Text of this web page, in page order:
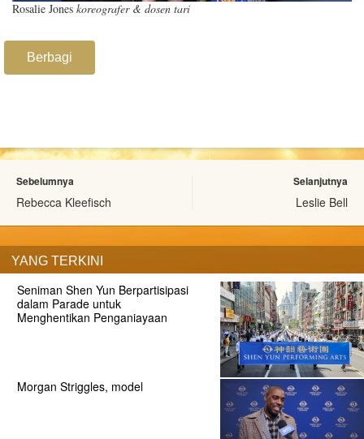
Rosalie Jones koreografer & dosen tari
Berbagi
Sebelumnya
Rebecca Kleefisch
Selanjutnya
Leslie Bell
YANG TERKINI
Seniman Shen Yun Berpartisipasi
dalam Parade untuk
Menghentikan Penganiayaan
Morgan Striggles, model